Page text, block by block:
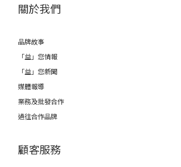
關於我們
品牌故事
「益」您情報
「益」您新聞
媒體報導
業務及批發合作
過往合作品牌
顧客服務